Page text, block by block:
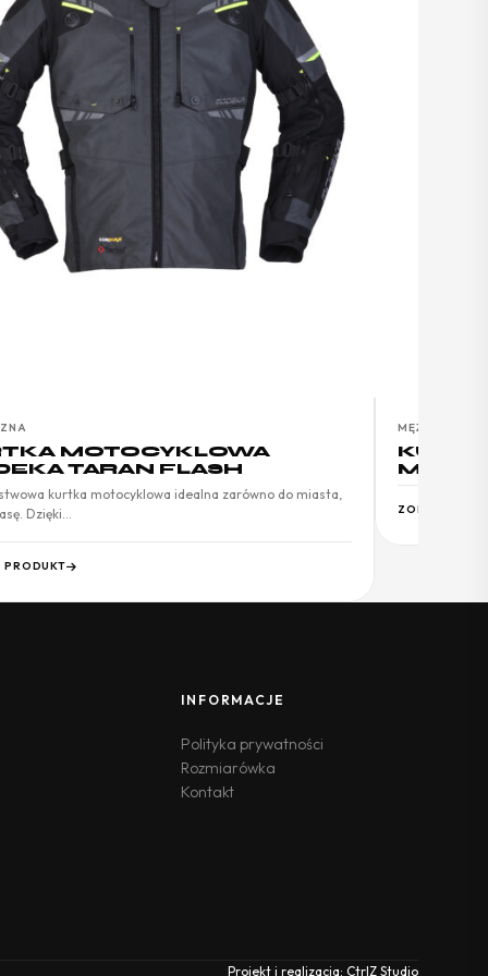
MOTOCYKLOWA
TARAN FLASH
kurtka motocyklowa idealna zarówno do miasta,
Dzięki…
MĘŻCZYZNA
ZOBACZ
INFORMACJE
Polityka prywatności
Rozmiarówka
Kontakt
Projekt i realizacja: CtrlZ Studio